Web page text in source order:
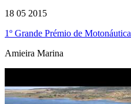
18 05 2015
1º Grande Prémio de
Amieira Marina